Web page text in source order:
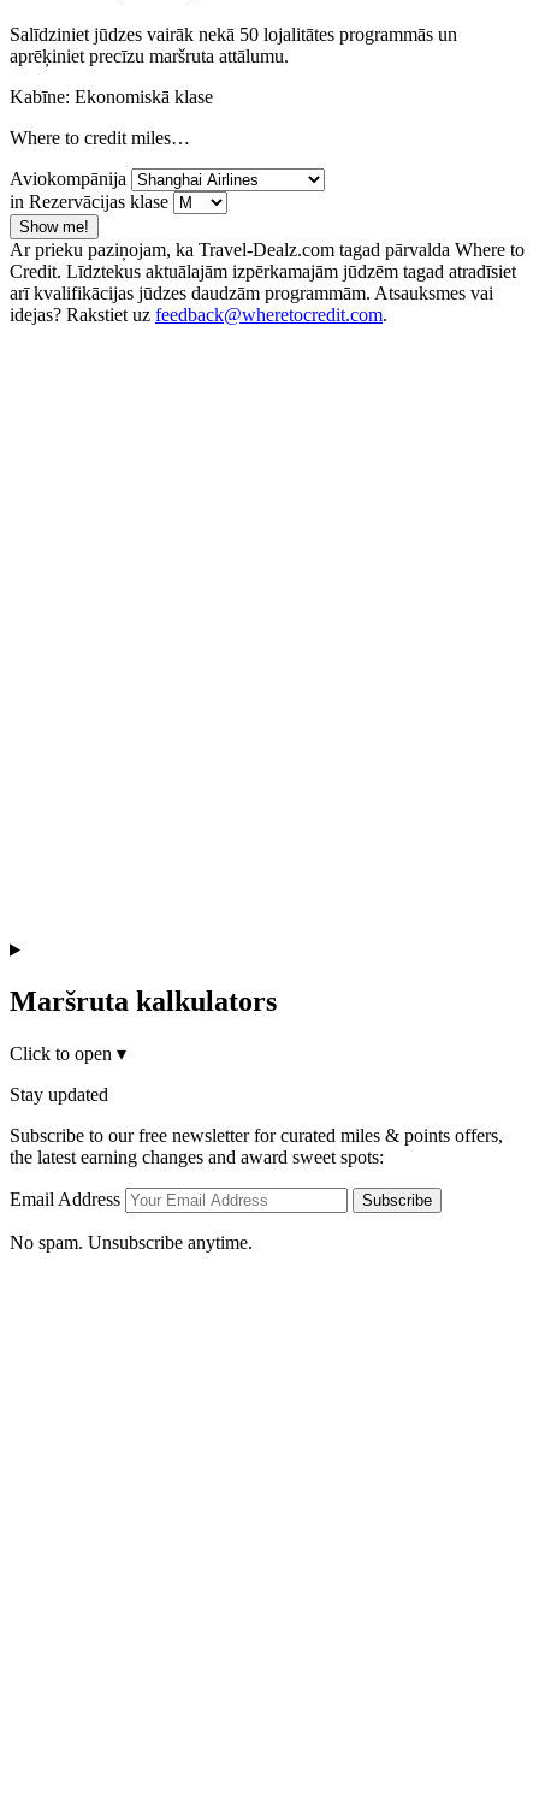
Salīdziniet jūdzes vairāk nekā 50 lojalitātes programmās un
aprēķiniet precīzu maršruta attālumu.
Kabīne: Ekonomiskā klase
Where to credit miles…
Aviokompānija
in Rezervācijas klase
Show me!
Ar prieku paziņojam, ka Travel-Dealz.com tagad pārvalda Where to
Credit. Līdztekus aktuālajām izpērkamajām jūdzēm tagad atradīsiet
arī kvalifikācijas jūdzes daudzām programmām. Atsauksmes vai
idejas? Rakstiet uz feedback@wheretocredit.com.
Maršruta kalkulators
Click to open ▾
Stay updated
Subscribe to our free newsletter for curated miles & points offers,
the latest earning changes and award sweet spots:
Email Address Subscribe
No spam. Unsubscribe anytime.